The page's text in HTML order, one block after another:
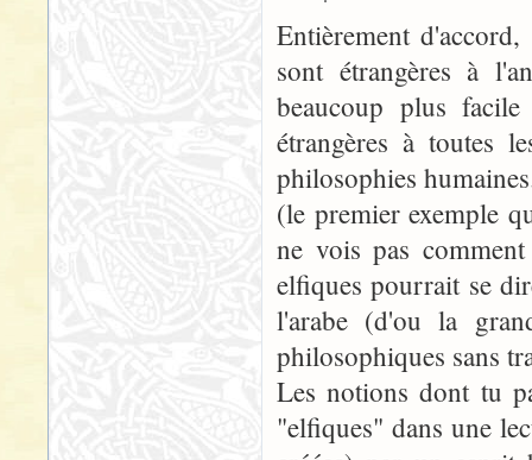
Entièrement
sont étrangères à
beaucoup plus
étrangères à toutes
philosophies
(le premier exemple
ne vois pas
elfiques pourrait se
l'arabe (d'ou la
philosophiques sans
Les notions dont tu
"elfiques" dans une